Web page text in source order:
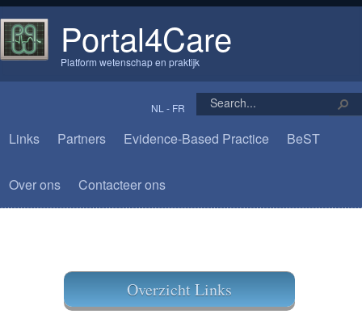
Portal4Care
Platform wetenschap en praktijk
NL - FR
Links Partners Evidence-Based Practice BeST
Over ons Contacteer ons
Overzicht Links